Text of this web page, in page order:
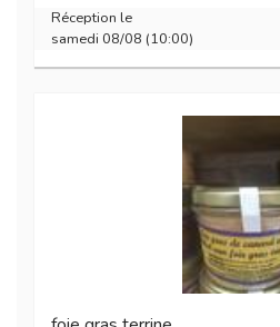
Réception le
samedi 08/08 (10:00)